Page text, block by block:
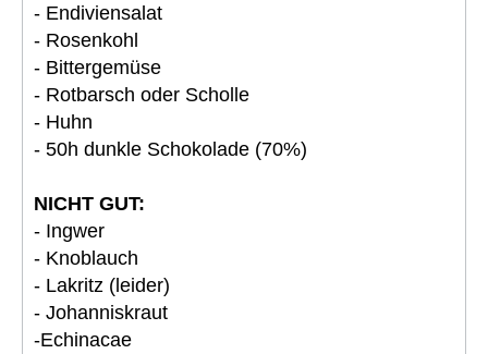
- Endiviensalat
- Rosenkohl
- Bittergemüse
- Rotbarsch oder Scholle
- Huhn
- 50h dunkle Schokolade (70%)
NICHT GUT:
- Ingwer
- Knoblauch
- Lakritz (leider)
- Johanniskraut
-Echinacae